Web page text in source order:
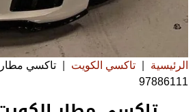
الرئيسية تاكسي الكويت
تاكسي مطار
97886111